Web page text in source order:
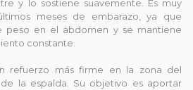
y lo sostiene suavemente. Es muy
meses de embarazo, ya que
peso en el abdomen y se mantiene
constante.
refuerzo más firme en la zona del
la espalda. Su objetivo es aportar